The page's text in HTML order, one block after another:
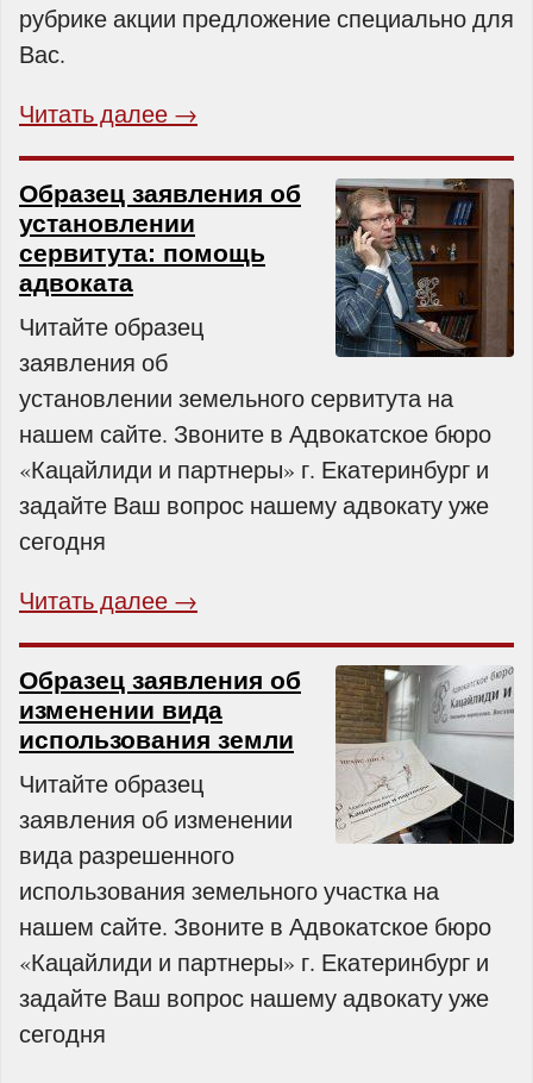
рубрике акции предложение специально для
Вас.
Читать далее →
Образец заявления об
установлении
сервитута: помощь
адвоката
Читайте образец
заявления об
установлении земельного сервитута на
нашем сайте. Звоните в Адвокатское бюро
«Кацайлиди и партнеры» г. Екатеринбург и
задайте Ваш вопрос нашему адвокату уже
сегодня
Читать далее →
Образец заявления об
изменении вида
использования земли
Читайте образец
заявления об изменении
вида разрешенного
использования земельного участка на
нашем сайте. Звоните в Адвокатское бюро
«Кацайлиди и партнеры» г. Екатеринбург и
задайте Ваш вопрос нашему адвокату уже
сегодня